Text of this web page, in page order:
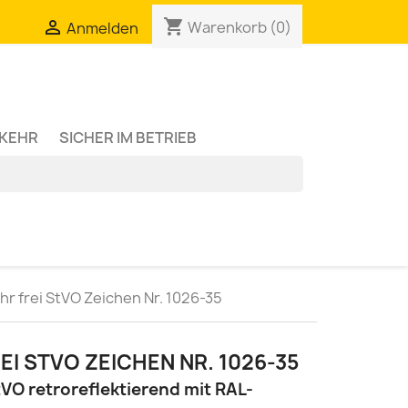
 Anmelden shopping_cart Warenkorb (0)
SICHER IM BETRIEB
frei StVO Zeichen Nr. 1026-35
STVO ZEICHEN NR. 1026-35
retroreflektierend mit RAL-